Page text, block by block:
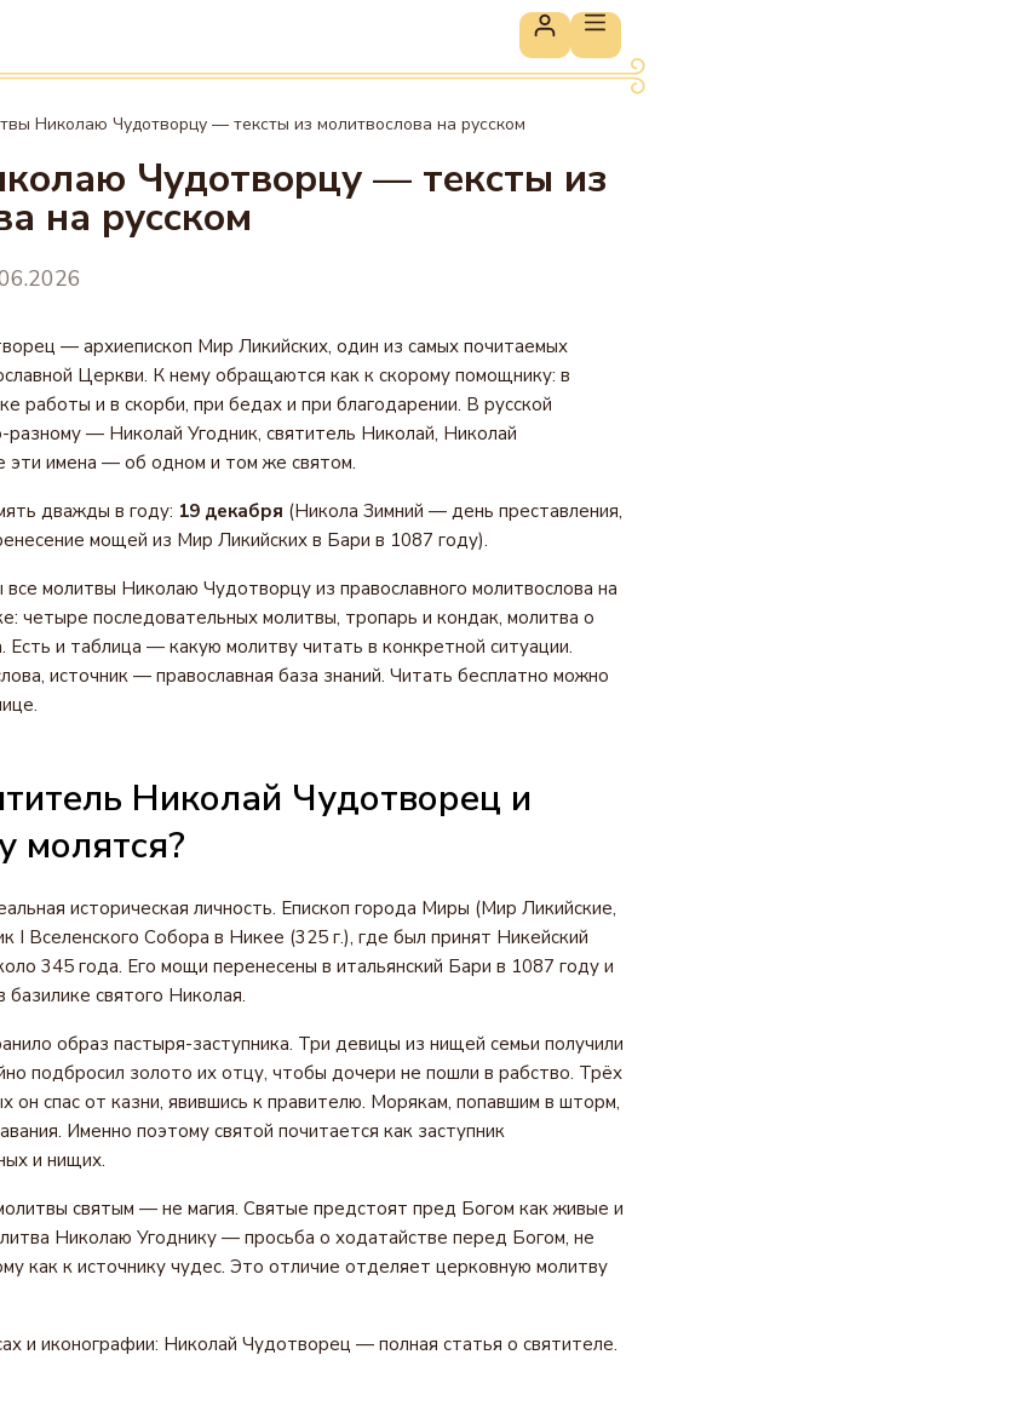
Николаю Чудотворцу — тексты из молитвослова на русском
Чудотворцу — тексты из
на русском
— архиепископ Мир Ликийских, один из самых почитаемых
Церкви. К нему обращаются как к скорому помощнику: в
работы и в скорби, при бедах и при благодарении. В русской
разному — Николай Угодник, святитель Николай, Николай
эти имена — об одном и том же святом.
дважды в году: 19 декабря (Никола Зимний — день преставления,
мощей из Мир Ликийских в Бари в 1087 году).
молитвы Николаю Чудотворцу из православного молитвослова на
четыре последовательных молитвы, тропарь и кондак, молитва о
Есть и таблица — какую молитву читать в конкретной ситуации.
источник — православная база знаний. Читать бесплатно можно
Николай Чудотворец и
молятся?
историческая личность. Епископ города Миры (Мир Ликийские,
I Вселенского Собора в Никее (325 г.), где был принят Никейский
345 года. Его мощи перенесены в итальянский Бари в 1087 году и
базилике святого Николая.
образ пастыря-заступника. Три девицы из нищей семьи получили
подбросил золото их отцу, чтобы дочери не пошли в рабство. Трёх
он спас от казни, явившись к правителю. Морякам, попавшим в шторм,
Именно поэтому святой почитается как заступник
и нищих.
святым — не магия. Святые предстоят пред Богом как живые и
Николаю Угоднику — просьба о ходатайстве перед Богом, не
как к источнику чудес. Это отличие отделяет церковную молитву
и иконографии: Николай Чудотворец — полная статья о святителе.